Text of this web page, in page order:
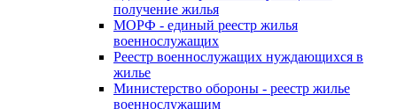
получение жилья
МОРФ - единый реестр жилья
военнослужащих
Реестр военнослужащих нуждающихся в
жилье
Министерство обороны - реестр жилье
военнослужащим